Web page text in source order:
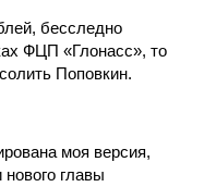
бесследно
ФЦП «Глонасс», то
Поповкин.
моя версия,
главы